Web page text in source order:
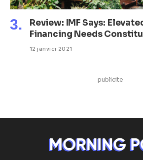
Review: IMF Says:
Financing Needs
12 janvier 2021
publicite